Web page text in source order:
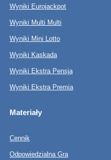
Wyniki Eurojackpot
Wyniki Multi Multi
Wyniki Mini Lotto
Wyniki Kaskada
Wyniki Ekstra Pensja
Wyniki Ekstra Premia
Materiały
Cennik
Odpowiedzialna Gra